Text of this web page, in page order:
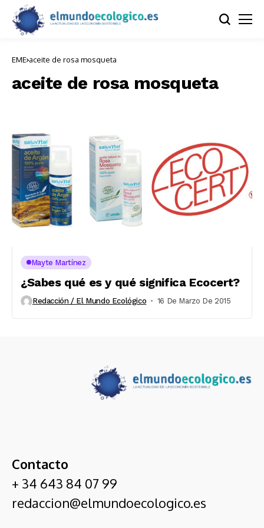
EME aceite de rosa mosqueta
aceite de rosa mosqueta
Mayte Martínez
¿Sabes qué es y qué significa Ecocert?
Redacción / El Mundo Ecológico 16 De Marzo De 2015
Contacto
+ 34 643 84 07 99
redaccion@elmundoecologico.es